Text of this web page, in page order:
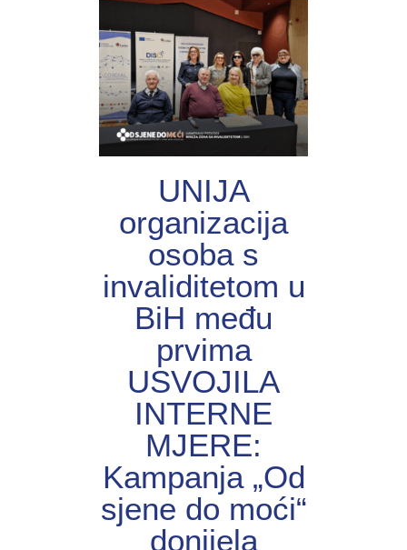
UNIJА
organizacija
osoba s
invaliditetom u
BiH među
prvima
USVOJILA
INTERNE
MJERE:
Kampanja „Od
sjene do moći“
donijela